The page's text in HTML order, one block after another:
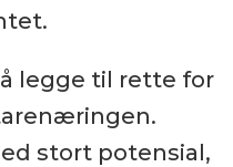
legge til rette for
stort potensial,